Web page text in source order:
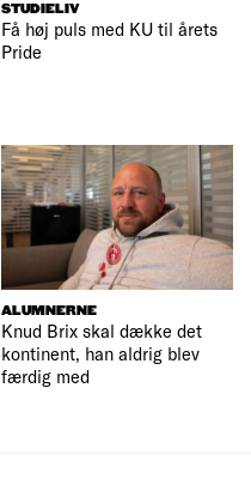
STUDIELIV
Få høj puls med KU til årets
Pride
ALUMNERNE
Knud Brix skal dække det
kontinent, han aldrig blev
færdig med